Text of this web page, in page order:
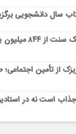
بانک مرکزی حتی یک
از تأمین
است نه در